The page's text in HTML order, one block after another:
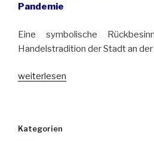
Pandemie
Eine symbolische
Handelstradition der Stadt an der
„Johannismarkt
zieht
weiterlesen
Kategorien